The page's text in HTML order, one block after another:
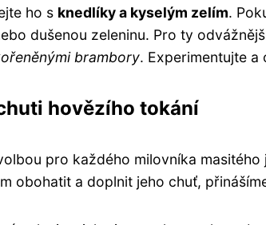
ho s knedlíky a kyselým zelím.
dušenou zeleninu. Pro ty
brambory. Experimentujte a
hovězího tokání
pro každého milovníka
obohatit a doplnit jeho chuť,